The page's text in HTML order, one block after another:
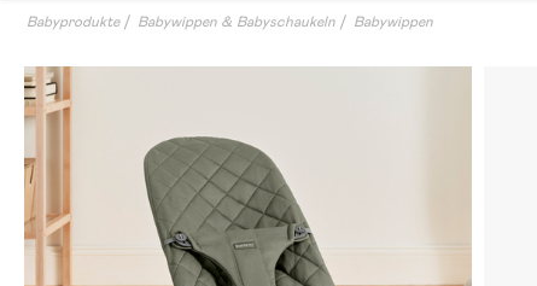
Babyprodukte Babywippen & Babyschaukeln Babywippen